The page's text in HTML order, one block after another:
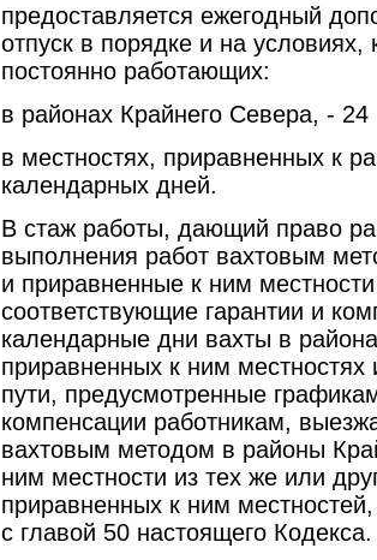
предоставляется ежегодный
отпуск в порядке и на
постоянно работающих:
в районах Крайнего Севера, -
в местностях, приравненных к
календарных дней.
В стаж работы, дающий право
выполнения работ вахтовым
и приравненные к ним
соответствующие гарантии и
календарные дни вахты в
приравненных к ним
пути, предусмотренные
компенсации работникам,
вахтовым методом в районы
ним местности из тех же или
приравненных к ним
с главой 50 настоящего Кодекса.